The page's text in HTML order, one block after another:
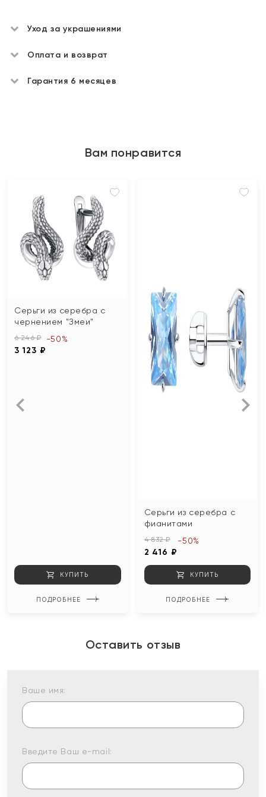
Уход за украшениями
Оплата и возврат
Гарантия 6 месяцев
Вам понравится
Серьги из серебра с
чернением "Змеи"
6 246 ₽
3 123 ₽
-50%
КУПИТЬ
ПОДРОБНЕЕ
Серьги из серебра с
фианитами
4 832 ₽
2 416 ₽
-50%
КУПИТЬ
ПОДРОБНЕЕ
Оставить отзыв
Ваше имя:
Введите Ваш e-mail: